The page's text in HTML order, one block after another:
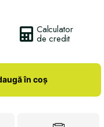
Calculator
de credit
în coș